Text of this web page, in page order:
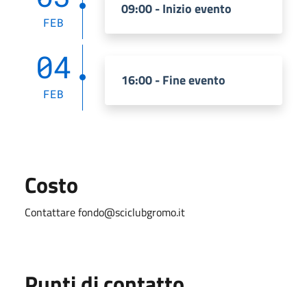
FEB
09:00 - Inizio evento
04
FEB
16:00 - Fine evento
Costo
Contattarefondo@sciclubgromo.it